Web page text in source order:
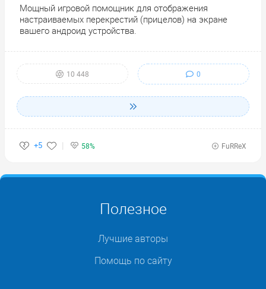
Мощный игровой помощник для отображения
настраиваемых перекрестий (прицелов) на экране
вашего андроид устройства.
10 448 0
+5 58% FuRReX
Полезное
Лучшие авторы
Помощь по сайту